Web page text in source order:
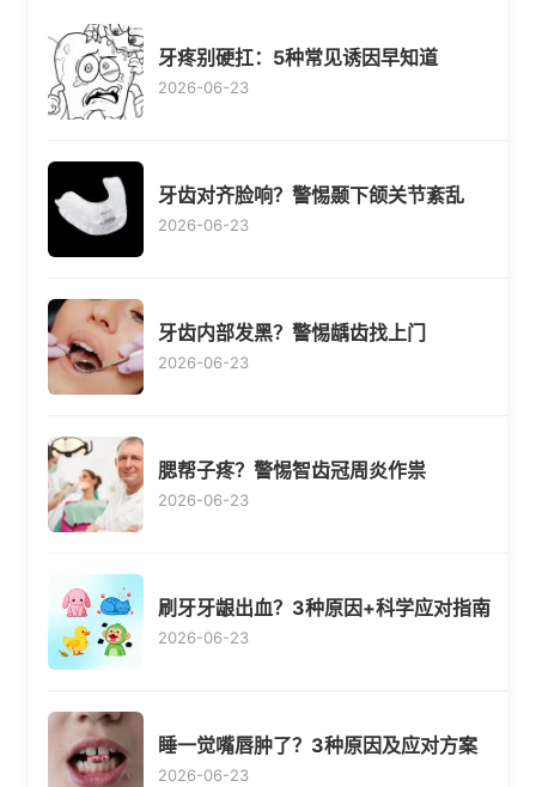
牙疼别硬扛：5种常见诱因早知道
2026-06-23
牙齿对齐脸响？警惕颞下颌关节紊乱
2026-06-23
牙齿内部发黑？警惕龋齿找上门
2026-06-23
腮帮子疼？警惕智齿冠周炎作祟
2026-06-23
刷牙牙龈出血？3种原因+科学应对指南
2026-06-23
睡一觉嘴唇肿了？3种原因及应对方案
2026-06-23